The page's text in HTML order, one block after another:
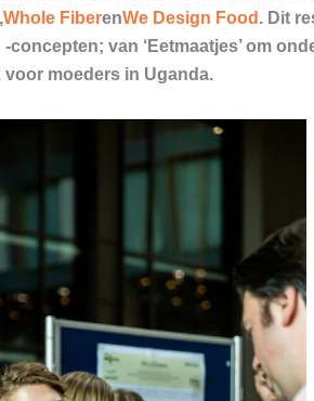
,Whole FiberenWe Design Food . Dit
van ‘Eetmaatjes’ om
moeders in Uganda.